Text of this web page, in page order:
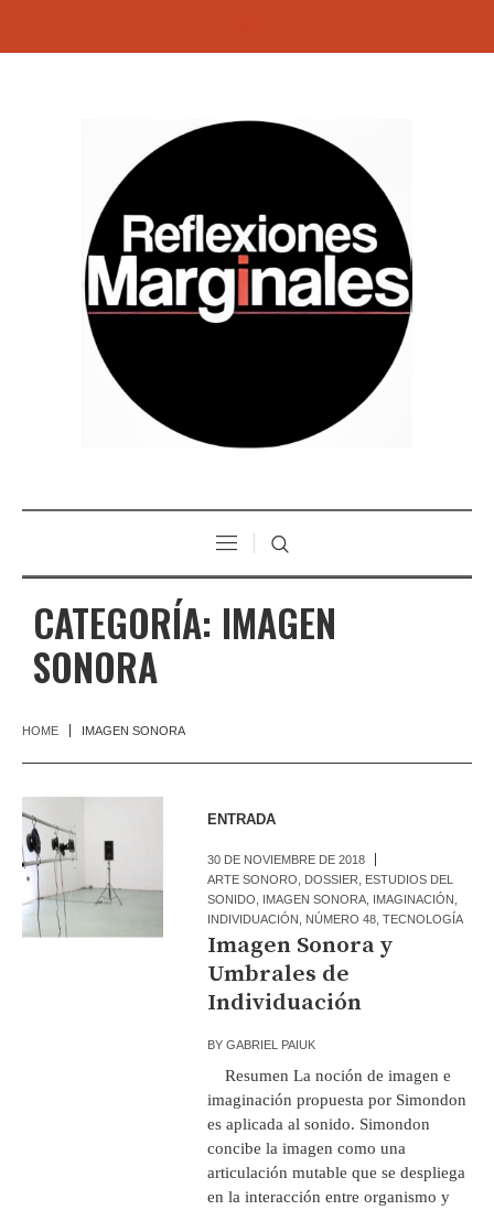
CATEGORÍA: IMAGEN
SONORA
HOME IMAGEN SONORA
ENTRADA
30 DE NOVIEMBRE DE 2018
ARTE SONORO
DOSSIER
ESTUDIOS DEL
SONIDO
IMAGEN SONORA IMAGINACIÓN
INDIVIDUACIÓN
NÚMERO 48 ,TECNOLOGÍA
Imagen Sonora y
Umbrales de
Individuación
BYGABRIEL PAIUK
Resumen La noción de imagen e
imaginación propuesta por Simondon
es aplicada al sonido. Simondon
concibe la imagen como una
articulación mutable que se despliega
en la interacción entre organismo y